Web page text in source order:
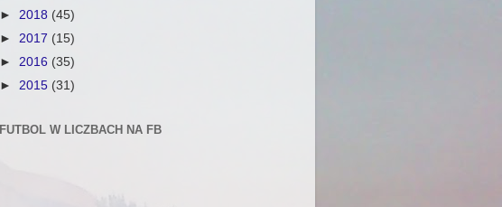
► 2018 (45)
► 2017 (15)
► 2016 (35)
► 2015 (31)
FUTBOL W LICZBACH NA FB